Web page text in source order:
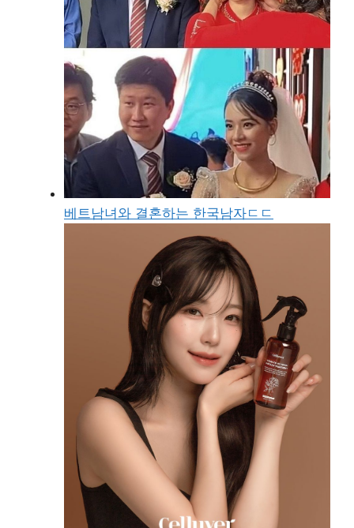
베트남녀와 결혼하는 한국남자ㄷㄷ